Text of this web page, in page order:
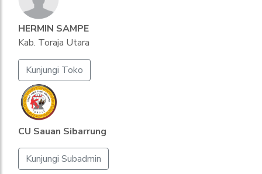
HERMIN SAMPE
Kab. Toraja Utara
Kunjungi Toko
CU Sauan Sibarrung
Kunjungi Subadmin